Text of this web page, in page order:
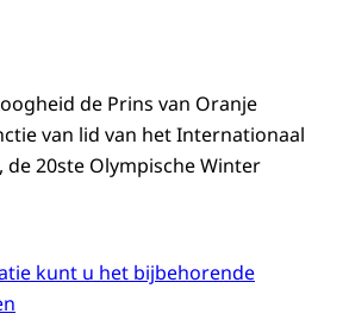
de Prins van Oranje
van lid van het Internationaal
de 20ste Olympische Winter
kunt u het bijbehorende